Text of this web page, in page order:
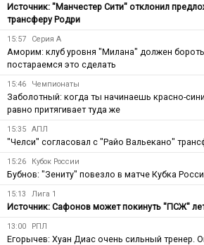
Источник: "Манчестер Сити" отклонил
трансферу Родри
15:57 Серия А
Аморим: клуб уровня "Милана" должен
постараемся это сделать
15:46 Чемпионаты
Заболотный: когда ты начинаешь красно-
равно притягивает туда же
15:35 АПЛ
"Челси" согласовал с "Райо Вальекано"
15:26 Кубок России
Бубнов: "Зениту" повезло в матче Кубка
15:13 Лига 1
Источник: Сафонов может покинуть "ПСЖ"
13:00 РПЛ
Егорычев: Хуан Диас очень сильный тренер.